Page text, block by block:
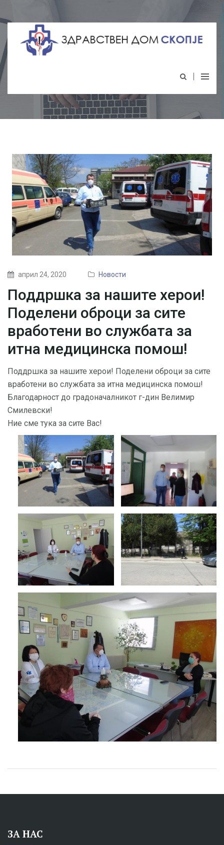
април 24, 2020 Новости
Поддршка за нашите херои!
Поделени оброци за сите
вработени во службата за
итна медицинска помош!
Поддршка за нашите херои! Поделени оброци за сите
вработени во службата за итна медицинска помош!
Благодарност до градоначалникот г-дин Велимир
Смилевски!
Ние сме тука за сите Вас!
ЗА НАС